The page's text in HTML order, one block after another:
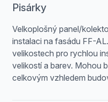
Pisárky
Velkoplošný panel/
instalaci na fasádu FF-
velikostech pro rychlou
velikostí a barev. Mohou
celkovým vzhledem